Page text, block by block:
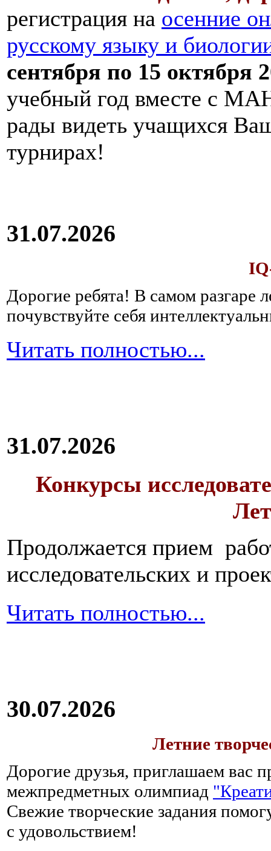
регистрация на осенние
русскому языку и
сентября по 15 октября
учебный год вместе с
рады видеть учащихся
турнирах!
31.07.2026
Дорогие ребята! В самом разгаре
почувствуйте себя
Читать полностью...
31.07.2026
Конкурсы
Продолжается прием
исследовательских и
Читать полностью...
30.07.2026
Летние
Дорогие друзья, приглашаем вас
межпредметных олимпиад
Свежие творческие задания
с удовольствием!